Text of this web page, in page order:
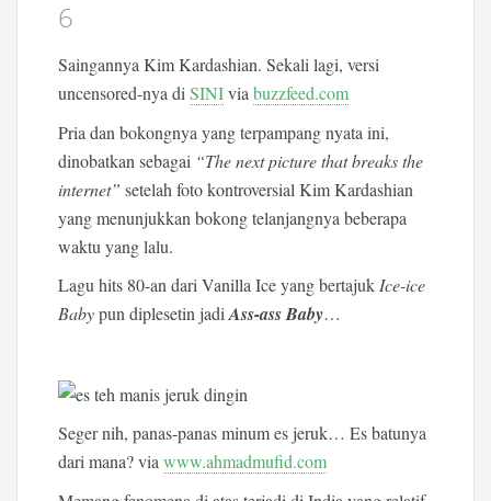
Saingannya Kim Kardashian. Sekali lagi, versi
uncensored-nya diSINIviabuzzfeed.com
Pria dan bokongnya yang terpampang nyata ini,
dinobatkan sebagai “The next picture that breaks the
internet” setelah foto kontroversial Kim Kardashian
yang menunjukkan bokong telanjangnya beberapa
waktu yang lalu.
Lagu hits 80-an dari Vanilla Ice yang bertajukIce-ice
Babypun diplesetin jadiAss-ass Baby…
Seger nih, panas-panas minum es jeruk… Es batunya
dari mana? viawww.ahmadmufid.com